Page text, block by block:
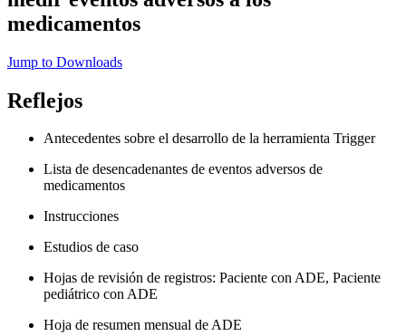
medicamentos
Jump to Downloads
Reflejos
Antecedentes sobre el desarrollo de la herramienta Trigger
Lista de desencadenantes de eventos adversos de
medicamentos
Instrucciones
Estudios de caso
Hojas de revisión de registros: Paciente con ADE, Paciente
pediátrico con ADE
Hoja de resumen mensual de ADE